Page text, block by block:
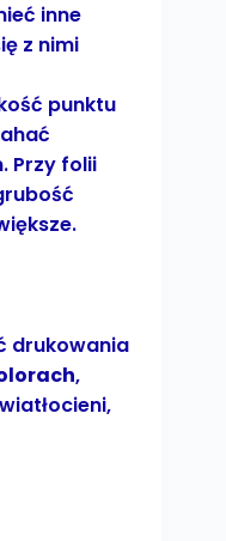
inne
z nimi
punktu
Przy folii
drukowania
,